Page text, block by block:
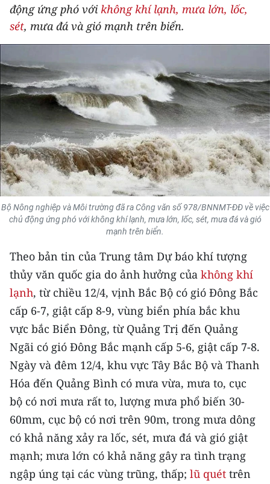
DU LỊCH
THẾ GIỚI
THỂ THAO
GIÁO DỤC
Y TẾ
KHOA HỌC - CÔNG NGHỆ
MÔI TRƯỜNG
BẠN ĐỌC
KIỂM CHỨNG THÔNG TIN
TRI THỨC CHUYÊN SÂU
54 DÂN TỘC VIỆT NAM
CHƯƠNG TRÌNH OCOP - MỖI XÃ
MỘT SẢN PHẨM
RADIO
MEDIA CENTER
E-Magazine
Video
động ứng phó với không khí lạnh, mưa lớn, lốc,
sét, mưa đá và gió mạnh trên biển.
Bộ Nông nghiệp và Môi trường đã ra Công văn số 978/BNNMT-ĐĐ về việc
chủ động ứng phó với không khí lạnh, mưa lớn, lốc, sét, mưa đá và gió
mạnh trên biển.
Theo bản tin của Trung tâm Dự báo khí tượng
thủy văn quốc gia do ảnh hưởng của không khí
lạnh, từ chiều 12/4, vịnh Bắc Bộ có gió Đông Bắc
cấp 6-7, giật cấp 8-9, vùng biển phía bắc khu
vực bắc Biển Đông, từ Quảng Trị đến Quảng
Ngãi có gió Đông Bắc mạnh cấp 5-6, giật cấp 7-8.
Ngày và đêm 12/4, khu vực Tây Bắc Bộ và Thanh
Hóa đến Quảng Bình có mưa vừa, mưa to, cục
bộ có nơi mưa rất to, lượng mưa phổ biến 30-
60mm, cục bộ có nơi trên 90m, trong mưa dông
có khả năng xảy ra lốc, sét, mưa đá và gió giật
mạnh; mưa lớn có khả năng gây ra tình trạng
ngập úng tại các vùng trũng, thấp; lũ quét trên